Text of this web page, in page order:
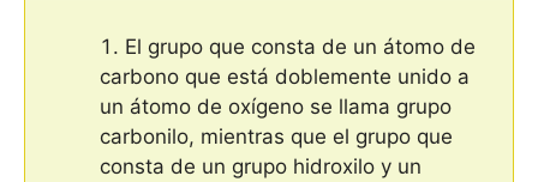
El grupo que consta de un átomo de
carbono que está doblemente unido a
un átomo de oxígeno se llama grupo
carbonilo, mientras que el grupo que
consta de un grupo hidroxilo y un